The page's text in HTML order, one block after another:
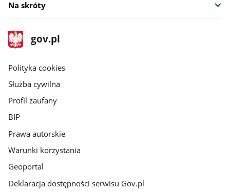
Na skróty
stopka
gov.pl
Strona
gov.pl
gov.pl
Polityka cookies
Służba cywilna
Profil zaufany
BIP
Prawa autorskie
Warunki korzystania
Geoportal
Deklaracja dostępności serwisu Gov.pl